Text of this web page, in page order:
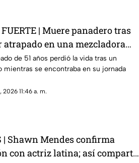
FUERTE | Muere panadero tras
atrapado en una mezcladora
de 51 años perdió la vida tras un
mientras se encontraba en su jornada
2026 11:46 a. m.
| Shawn Mendes confirma
con actriz latina; así compartió